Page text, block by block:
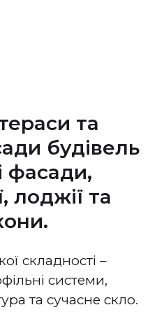
та
будівель
фасади,
лоджії та
складності –
системи,
та сучасне скло.